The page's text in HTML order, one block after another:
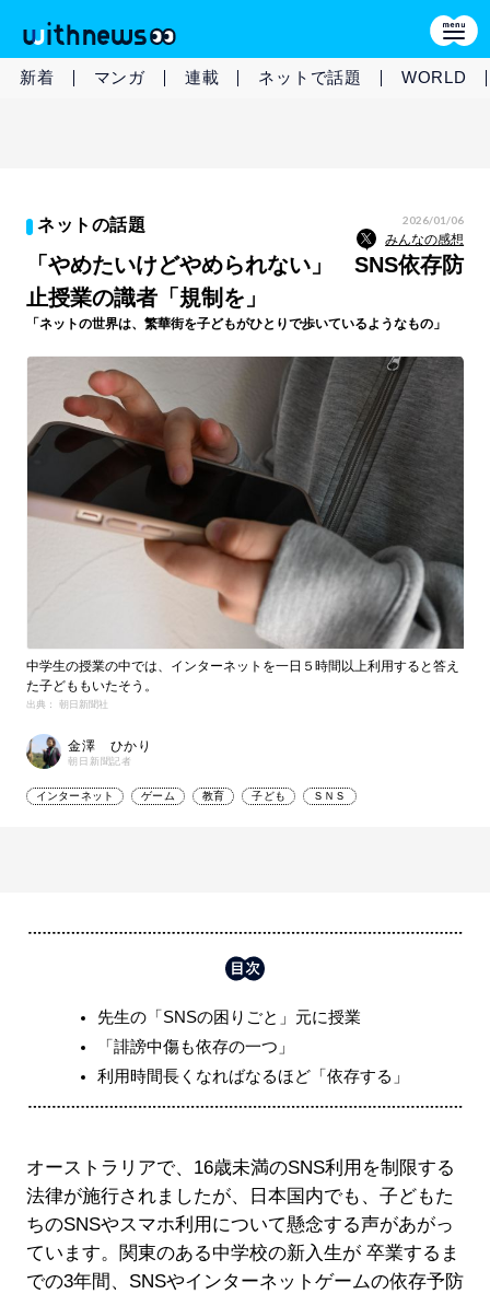
新着 マンガ 連載 ネットで話題 WORLD
ネットの話題 2026/01/06
みんなの感想
「やめたいけどやめられない」 SNS依存防
止授業の識者「規制を」
「ネットの世界は、繁華街を子どもがひとりで歩いているようなもの」
中学生の授業の中では、インターネットを一日５時間以上利用すると答え
た子どももいたそう。
出典： 朝日新聞社
金澤 ひかり
朝日新聞記者
インターネット ゲーム 教育 子ども ＳＮＳ
先生の「SNSの困りごと」元に授業
「誹謗中傷も依存の一つ」
利用時間長くなればなるほど「依存する」
オーストラリアで、16歳未満のSNS利用を制限する
法律が施行されましたが、日本国内でも、子どもた
ちのSNSやスマホ利用について懸念する声があがっ
ています。関東のある中学校の新入生が 卒業するま
での3年間、SNSやインターネットゲームの依存予防